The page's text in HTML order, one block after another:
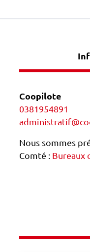
Coopilote
0381954891
Nous sommes
Comté : Bureaux